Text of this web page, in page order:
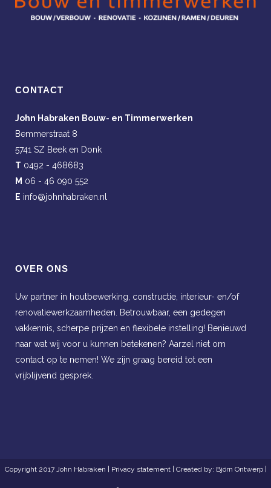
CONTACT
John Habraken Bouw- en Timmerwerken
Bemmerstraat 8
5741 SZ Beek en Donk
T 0492 - 468683
M 06 - 46 090 552
E info@johnhabraken.nl
OVER ONS
Uw partner in houtbewerking, constructie, interieur- en/of
renovatiewerkzaamheden. Betrouwbaar, een gedegen
vakkennis, scherpe prijzen en flexibele instelling! Benieuwd
naar wat wij voor u kunnen betekenen? Aarzel niet om
contact op te nemen! We zijn graag bereid tot een
vrijblijvend gesprek.
Copyright 2017 John Habraken | Privacy statement| Created by: Björn Ontwerp|